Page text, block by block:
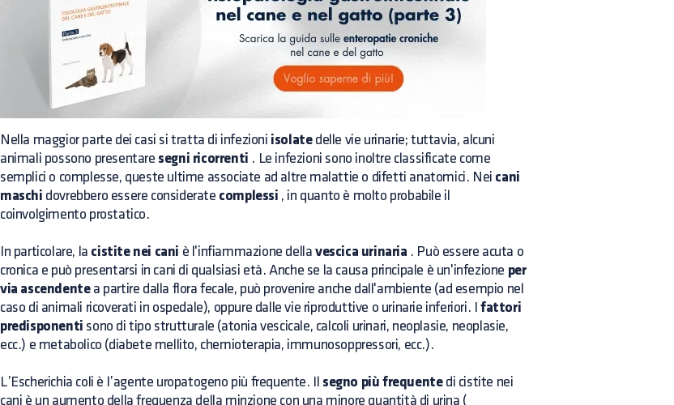
Nella maggior parte dei casi si tratta di infezioni isolatedelle vie urinarie; tuttavia, alcuni
animali possono presentare segni ricorrenti . Le infezioni sono inoltre classificate come
semplici o complesse, queste ultime associate ad altre malattie o difetti anatomici. Nei cani
maschi dovrebbero essere considerate complessi , in quanto è molto probabile il
coinvolgimento prostatico.
In particolare, la cistite nei cani è l'infiammazione dellavescica urinaria . Può essere acuta o
cronica e può presentarsi in cani di qualsiasi età. Anche se la causa principale è un'infezione per
via ascendentea partire dalla flora fecale, può provenire anche dall'ambiente (ad esempio nel
caso di animali ricoverati in ospedale), oppure dalle vie riproduttive o urinarie inferiori. I fattori
predisponenti sono di tipo strutturale (atonia vescicale, calcoli urinari, neoplasie, neoplasie,
ecc.) e metabolico (diabete mellito, chemioterapia, immunosoppressori, ecc.).
L’Escherichia coli è l’agente uropatogeno più frequente. Il segno più frequentedi cistite nei
cani è un aumento della frequenza della minzione con una minore quantità di urina (